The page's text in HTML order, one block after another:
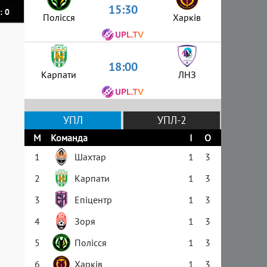
0 Полісся 15:30 Харків
Карпати 18:00 ЛНЗ
УПЛ УПЛ-2
М Команда І
О
1
Шахтар 1
3
2
Карпати 1
3
3
Епіцентр 1
3
4
Зоря 1
3
5
Полісся 1
3
6
Харків 1
3